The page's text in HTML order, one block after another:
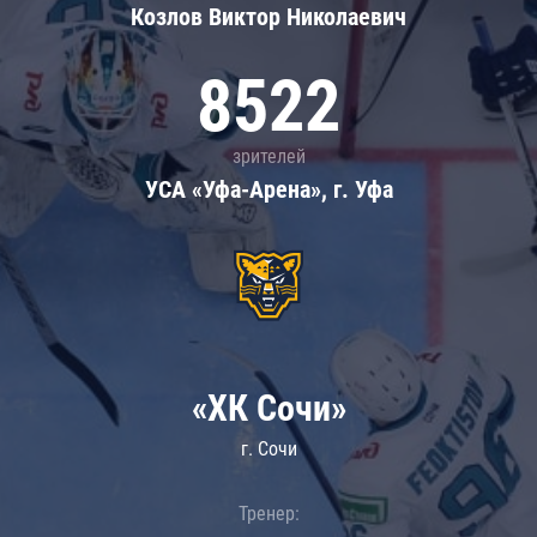
Козлов Виктор Николаевич
8522
зрителей
УСА «Уфа-Арена», г. Уфа
«ХК Сочи»
г. Сочи
Тренер: